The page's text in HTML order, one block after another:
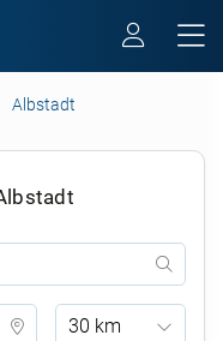
Albstadt
30 km